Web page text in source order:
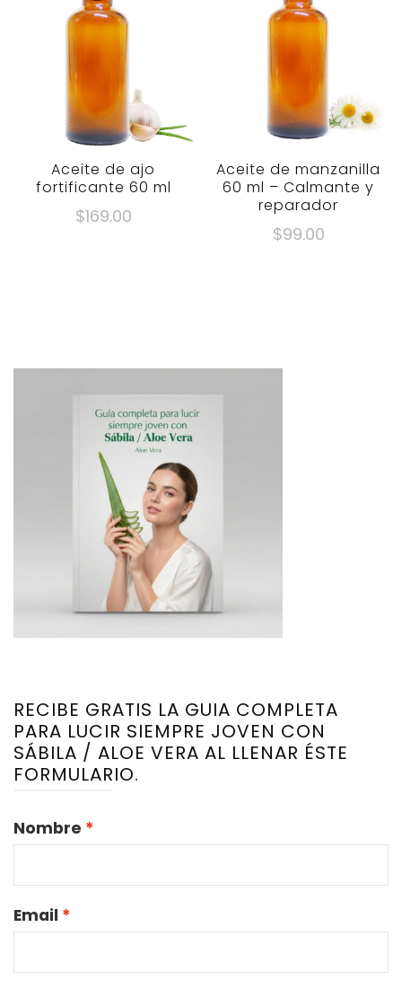
Aceite de ajo
fortificante 60 ml
$169.00
Aceite de manzanilla
60 ml – Calmante y
reparador
$99.00
RECIBE GRATIS LA GUIA COMPLETA
PARA LUCIR SIEMPRE JOVEN CON
SÁBILA / ALOE VERA AL LLENAR ÉSTE
FORMULARIO.
Nombre
Email